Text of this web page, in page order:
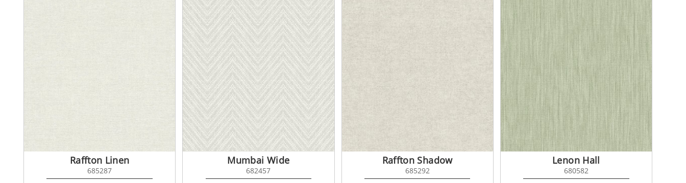
Raffton Linen
685287
Mumbai Wide
682457
Raffton Shadow
685292
Lenon Hall
680582